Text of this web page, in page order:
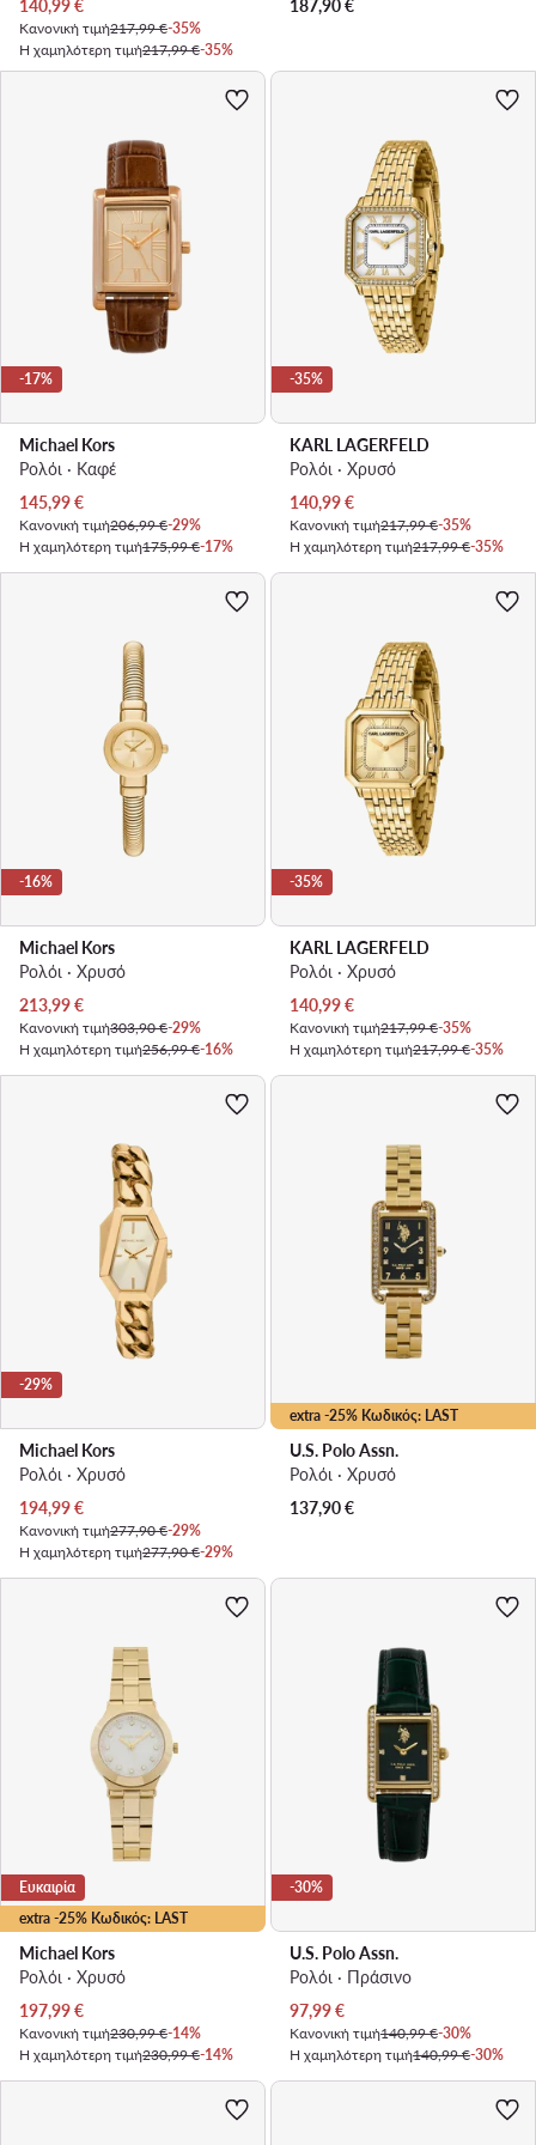
140,99€
Κανονική τιμή217,99 €-35%
Η χαμηλότερη τιμή217,99 €-35%
187,90€
-17%
Michael Kors
Ρολόι · Καφέ
Τρέχουσα τιμή
145,99€
Κανονική τιμή206,99 €-29%
Η χαμηλότερη τιμή175,99 €-17%
-35%
KARL LAGERFELD
Ρολόι · Χρυσό
Τρέχουσα τιμή
140,99€
Κανονική τιμή217,99 €-35%
Η χαμηλότερη τιμή217,99 €-35%
-16%
Michael Kors
Ρολόι · Χρυσό
Τρέχουσα τιμή
213,99€
Κανονική τιμή303,90 €-29%
Η χαμηλότερη τιμή256,99 €-16%
-35%
KARL LAGERFELD
Ρολόι · Χρυσό
Τρέχουσα τιμή
140,99€
Κανονική τιμή217,99 €-35%
Η χαμηλότερη τιμή217,99 €-35%
-29%
Michael Kors
Ρολόι · Χρυσό
Τρέχουσα τιμή
194,99€
Κανονική τιμή277,90 €-29%
Η χαμηλότερη τιμή277,90 €-29%
extra -25% Κωδικός: LAST
U.S. Polo Assn.
Ρολόι · Χρυσό
137,90€
extra -25% Κωδικός: LAST
Ευκαιρία
Michael Kors
Ρολόι · Χρυσό
Τρέχουσα τιμή
197,99€
Κανονική τιμή230,99 €-14%
Η χαμηλότερη τιμή230,99 €-14%
-30%
U.S. Polo Assn.
Ρολόι · Πράσινο
Τρέχουσα τιμή
97,99€
Κανονική τιμή140,99 €-30%
Η χαμηλότερη τιμή140,99 €-30%